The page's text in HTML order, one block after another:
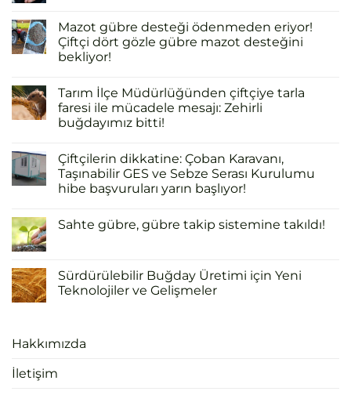
Mazot gübre desteği ödenmeden eriyor!
Çiftçi dört gözle gübre mazot desteğini
bekliyor!
Tarım İlçe Müdürlüğünden çiftçiye tarla
faresi ile mücadele mesajı: Zehirli
buğdayımız bitti!
Çiftçilerin dikkatine: Çoban Karavanı,
Taşınabilir GES ve Sebze Serası Kurulumu
hibe başvuruları yarın başlıyor!
Sahte gübre, gübre takip sistemine takıldı!
Sürdürülebilir Buğday Üretimi için Yeni
Teknolojiler ve Gelişmeler
Hakkımızda
İletişim